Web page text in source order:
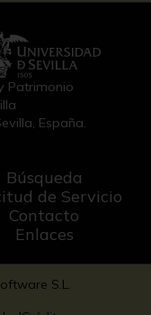
Patrimonio
España.
Búsqueda
de Servicio
Contacto
Enlaces
S.L.